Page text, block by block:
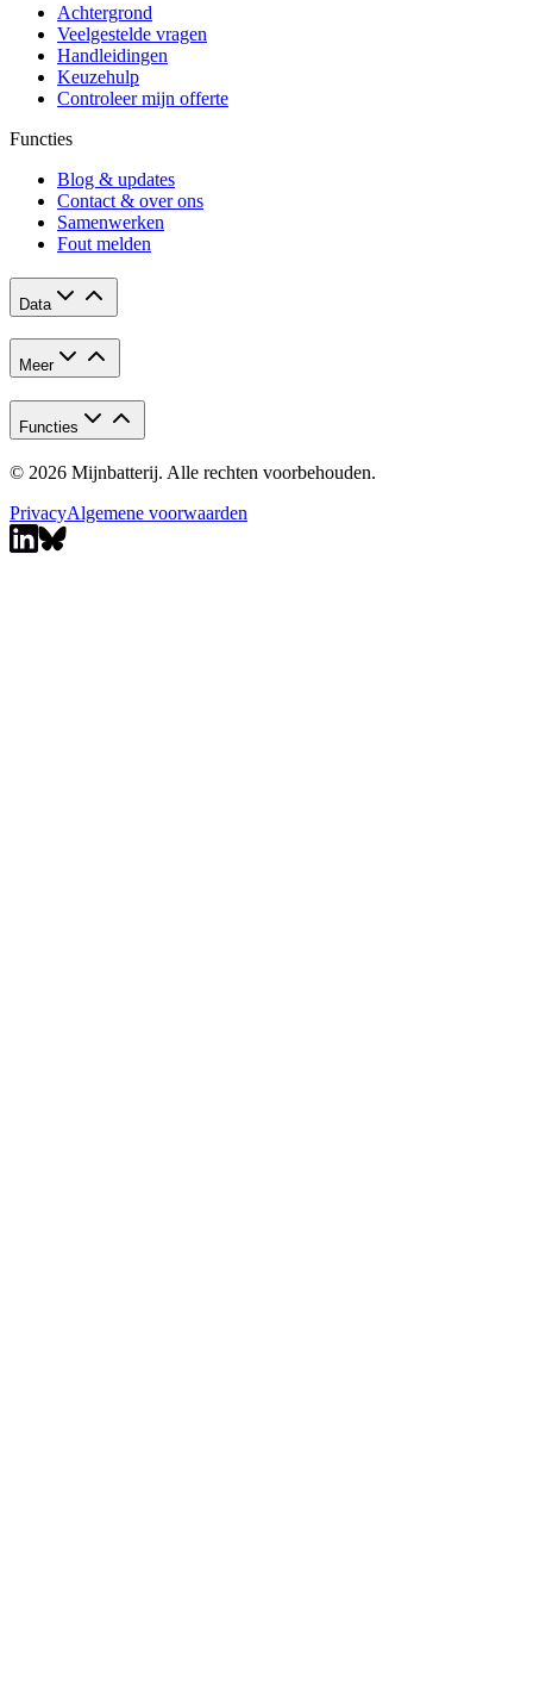
Achtergrond
Veelgestelde vragen
Handleidingen
Keuzehulp
Controleer mijn offerte
Functies
Blog & updates
Contact & over ons
Samenwerken
Fout melden
Data
Meer
Functies
© 2026 Mijnbatterij. Alle rechten voorbehouden.
PrivacyAlgemene voorwaarden